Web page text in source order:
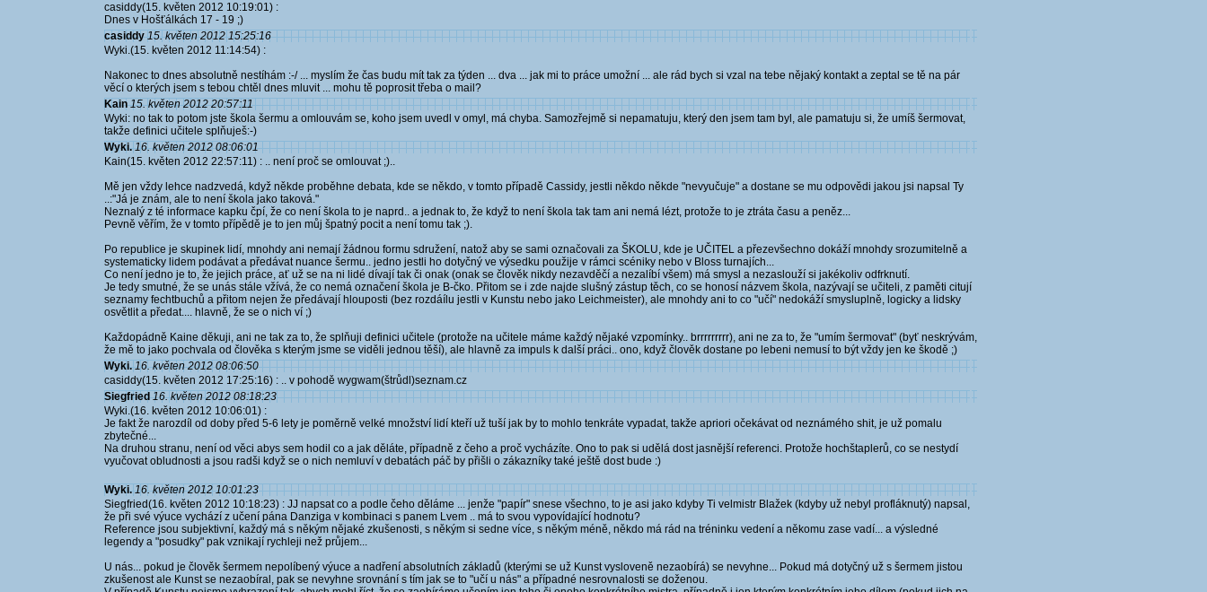
casiddy(15. květen 2012 10:19:01) :
Dnes v Hošťálkách 17 - 19 ;)
casiddy 15. květen 2012 15:25:16
Wyki.(15. květen 2012 11:14:54) :
Nakonec to dnes absolutně nestíhám :-/ ... myslím že čas budu mít tak za týden ... dva ... jak mi to práce umožní ... ale rád bych si vzal na tebe nějaký kontakt a zeptal se tě na pár
věcí o kterých jsem s tebou chtěl dnes mluvit ... mohu tě poprosit třeba o mail?
Kain 15. květen 2012 20:57:11
Wyki: no tak to potom jste škola šermu a omlouvám se, koho jsem uvedl v omyl, má chyba. Samozřejmě si nepamatuju, který den jsem tam byl, ale pamatuju si, že umíš šermovat,
takže definici učitele splňuješ:-)
Wyki. 16. květen 2012 08:06:01
Kain(15. květen 2012 22:57:11) : .. není proč se omlouvat ;)..
Mě jen vždy lehce nadzvedá, když někde proběhne debata, kde se někdo, v tomto případě Cassidy, jestli někdo někde "nevyučuje" a dostane se mu odpovědi jakou jsi napsal Ty
..:"Já je znám, ale to není škola jako taková."
Neznalý z té informace kapku čpí, že co není škola to je naprd.. a jednak to, že když to není škola tak tam ani nemá lézt, protože to je ztráta času a peněz...
Pevně věřím, že v tomto přípědě je to jen můj špatný pocit a není tomu tak ;).
Po republice je skupinek lidí, mnohdy ani nemají žádnou formu sdružení, natož aby se sami označovali za ŠKOLU, kde je UČITEL a přezevšechno dokáží mnohdy srozumitelně a
systematicky lidem podávat a předávat nuance šermu.. jedno jestli ho dotyčný ve výsedku použije v rámci scéniky nebo v Bloss turnajích...
Co není jedno je to, že jejich práce, ať už se na ni lidé dívají tak či onak (onak se člověk nikdy nezavděčí a nezalíbí všem) má smysl a nezaslouží si jakékoliv odfrknutí.
Je tedy smutné, že se unás stále vžívá, že co nemá označení škola je B-čko. Přitom se i zde najde slušný zástup těch, co se honosí názvem škola, nazývají se učiteli, z paměti citují
seznamy fechtbuchů a přitom nejen že předávají hlouposti (bez rozdáílu jestli v Kunstu nebo jako Leichmeister), ale mnohdy ani to co "učí" nedokáží smysluplně, logicky a lidsky
osvětlit a předat.... hlavně, že se o nich ví ;)
Každopádně Kaine děkuji, ani ne tak za to, že splňuji definici učitele (protože na učitele máme každý nějaké vzpomínky.. brrrrrrrrr), ani ne za to, že "umím šermovat" (byť neskrývám,
že mě to jako pochvala od člověka s kterým jsme se viděli jednou těší), ale hlavně za impuls k další práci.. ono, když člověk dostane po lebeni nemusí to být vždy jen ke škodě ;)
Wyki. 16. květen 2012 08:06:50
casiddy(15. květen 2012 17:25:16) : .. v pohodě wygwam(štrůdl)seznam.cz
Siegfried 16. květen 2012 08:18:23
Wyki.(16. květen 2012 10:06:01) :
Je fakt že narozdíl od doby před 5-6 lety je poměrně velké množství lidí kteří už tuší jak by to mohlo tenkráte vypadat, takže apriori očekávat od neznámého shit, je už pomalu
zbytečné...
Na druhou stranu, není od věci abys sem hodil co a jak děláte, případně z čeho a proč vycházíte. Ono to pak si udělá dost jasnější referenci. Protože hochštaplerů, co se nestydí
vyučovat obludnosti a jsou radši když se o nich nemluví v debatách páč by přišli o zákazníky také ještě dost bude :)
Wyki. 16. květen 2012 10:01:23
Siegfried(16. květen 2012 10:18:23) : JJ napsat co a podle čeho děláme ... jenže "papír" snese všechno, to je asi jako kdyby Ti velmistr Blažek (kdyby už nebyl profláknutý) napsal,
že při své výuce vychází z učení pána Danziga v kombinaci s panem Lvem .. má to svou vypovídající hodnotu?
Reference jsou subjektivní, každý má s někým nějaké zkušenosti, s někým si sedne více, s někým méně, někdo má rád na tréninku vedení a někomu zase vadí... a výsledné
legendy a "posudky" pak vznikají rychleji než průjem...
U nás... pokud je člověk šermem nepolíbený výuce a nadření absolutních základů (kterými se už Kunst vysloveně nezaobírá) se nevyhne... Pokud má dotyčný už s šermem jistou
zkušenost ale Kunst se nezaobíral, pak se nevyhne srovnání s tím jak se to "učí u nás" a případné nesrovnalosti se doženou.